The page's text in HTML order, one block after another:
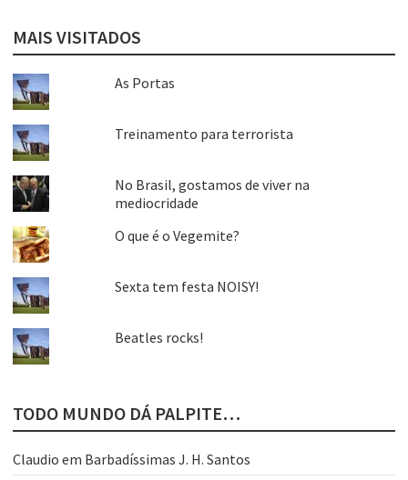
MAIS VISITADOS
As Portas
Treinamento para terrorista
No Brasil, gostamos de viver na
mediocridade
O que é o Vegemite?
Sexta tem festa NOISY!
Beatles rocks!
TODO MUNDO DÁ PALPITE…
Claudio em Barbadíssimas J. H. Santos